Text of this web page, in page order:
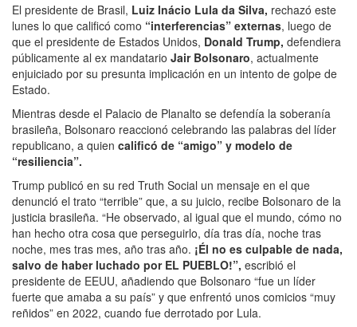
El presidente de Brasil, Luiz Inácio Lula da Silva, rechazó este
lunes lo que calificó como “interferencias” externas, luego de
que el presidente de Estados Unidos, Donald Trump, defendiera
públicamente al ex mandatario Jair Bolsonaro, actualmente
enjuiciado por su presunta implicación en un intento de golpe de
Estado.
Mientras desde el Palacio de Planalto se defendía la soberanía
brasileña, Bolsonaro reaccionó celebrando las palabras del líder
republicano, a quien calificó de “amigo” y modelo de
“resiliencia”.
Trump publicó en su red Truth Social un mensaje en el que
denunció el trato “terrible” que, a su juicio, recibe Bolsonaro de la
justicia brasileña. “He observado, al igual que el mundo, cómo no
han hecho otra cosa que perseguirlo, día tras día, noche tras
noche, mes tras mes, año tras año. ¡Él no es culpable de nada,
salvo de haber luchado por EL PUEBLO!”, escribió el
presidente de EEUU, añadiendo que Bolsonaro “fue un líder
fuerte que amaba a su país” y que enfrentó unos comicios “muy
reñidos” en 2022, cuando fue derrotado por Lula.